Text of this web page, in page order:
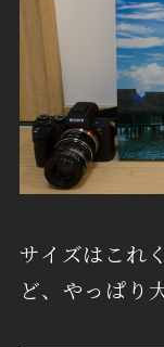
サイズはこれ
ど、やっぱり